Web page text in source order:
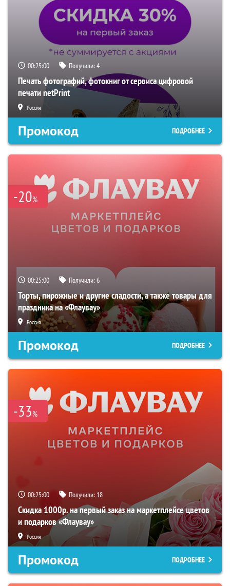
00:24:59 Получили:4
Печать фотографий, фотокниг от сервиса цифровой
печати netPrint
Россия
Промокод ПОДРОБНЕЕ
-20%
00:24:59 Получили:6
Торты, пирожные и другие сладости, а также товары для
праздника на «Флаувау»
Россия
Промокод ПОДРОБНЕЕ
-33%
00:24:59 Получили: 18
Скидка 1000р. на первый заказ на маркетплейсе цветов
и подарков «Флаувау»
Россия
Промокод ПОДРОБНЕЕ